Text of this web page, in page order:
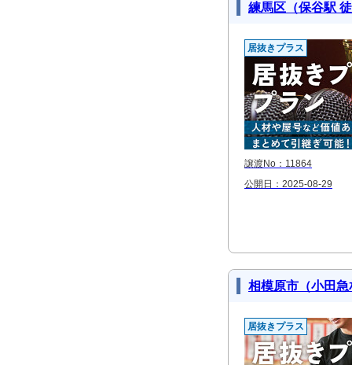
練馬区（保谷駅
居抜きプラス
譲渡No：11864
公開日：2025-08-29
相模原市（小田
居抜きプラス